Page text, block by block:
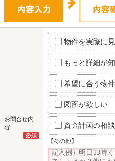
お問合せ内
容
必須
物件を実際に
もっと詳細が
希望に合う物
図面が欲しい
資金計画の相
【その他】